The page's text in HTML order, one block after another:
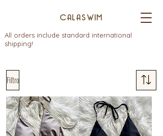
All orders include standard international
shipping!
CALASWIM
Filtro